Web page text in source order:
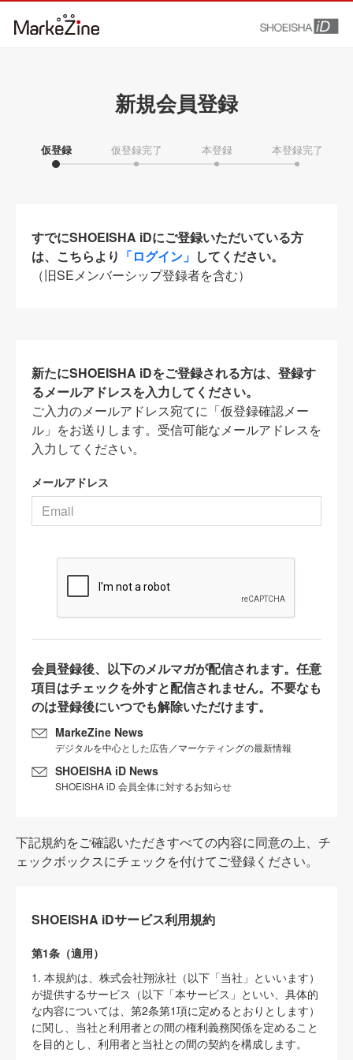
新規会員登録
仮登録 仮登録完了 本登録 本登録完了
すでにSHOEISHA iDにご登録いただいている方
は、こちらより 「ログイン」 してください。
（旧SEメンバーシップ登録者を含む）
新たにSHOEISHA iDをご登録される方は、登録す
るメールアドレスを入力してください。
ご入力のメールアドレス宛てに「仮登録確認メー
ル」をお送りします。受信可能なメールアドレスを
入力してください。
メールアドレス
会員登録後、以下のメルマガが配信されます。任意
項目はチェックを外すと配信されません。不要なも
のは登録後にいつでも解除いただけます。
MarkeZine News
デジタルを中心とした広告／マーケティングの最新情報
SHOEISHA iD News
SHOEISHA iD 会員全体に対するお知らせ
下記規約をご確認いただきすべての内容に同意の上、チ
ェックボックスにチェックを付けてご登録ください。
SHOEISHA iDサービス利用規約
第1条（適用）
1. 本規約は、株式会社翔泳社（以下「当社」といいます）
が提供するサービス（以下「本サービス」といい、具体的
な内容については、第2条第1項に定めるとおりとします）
に関し、当社と利用者との間の権利義務関係を定めること
を目的とし、利用者と当社との間の契約を構成します。